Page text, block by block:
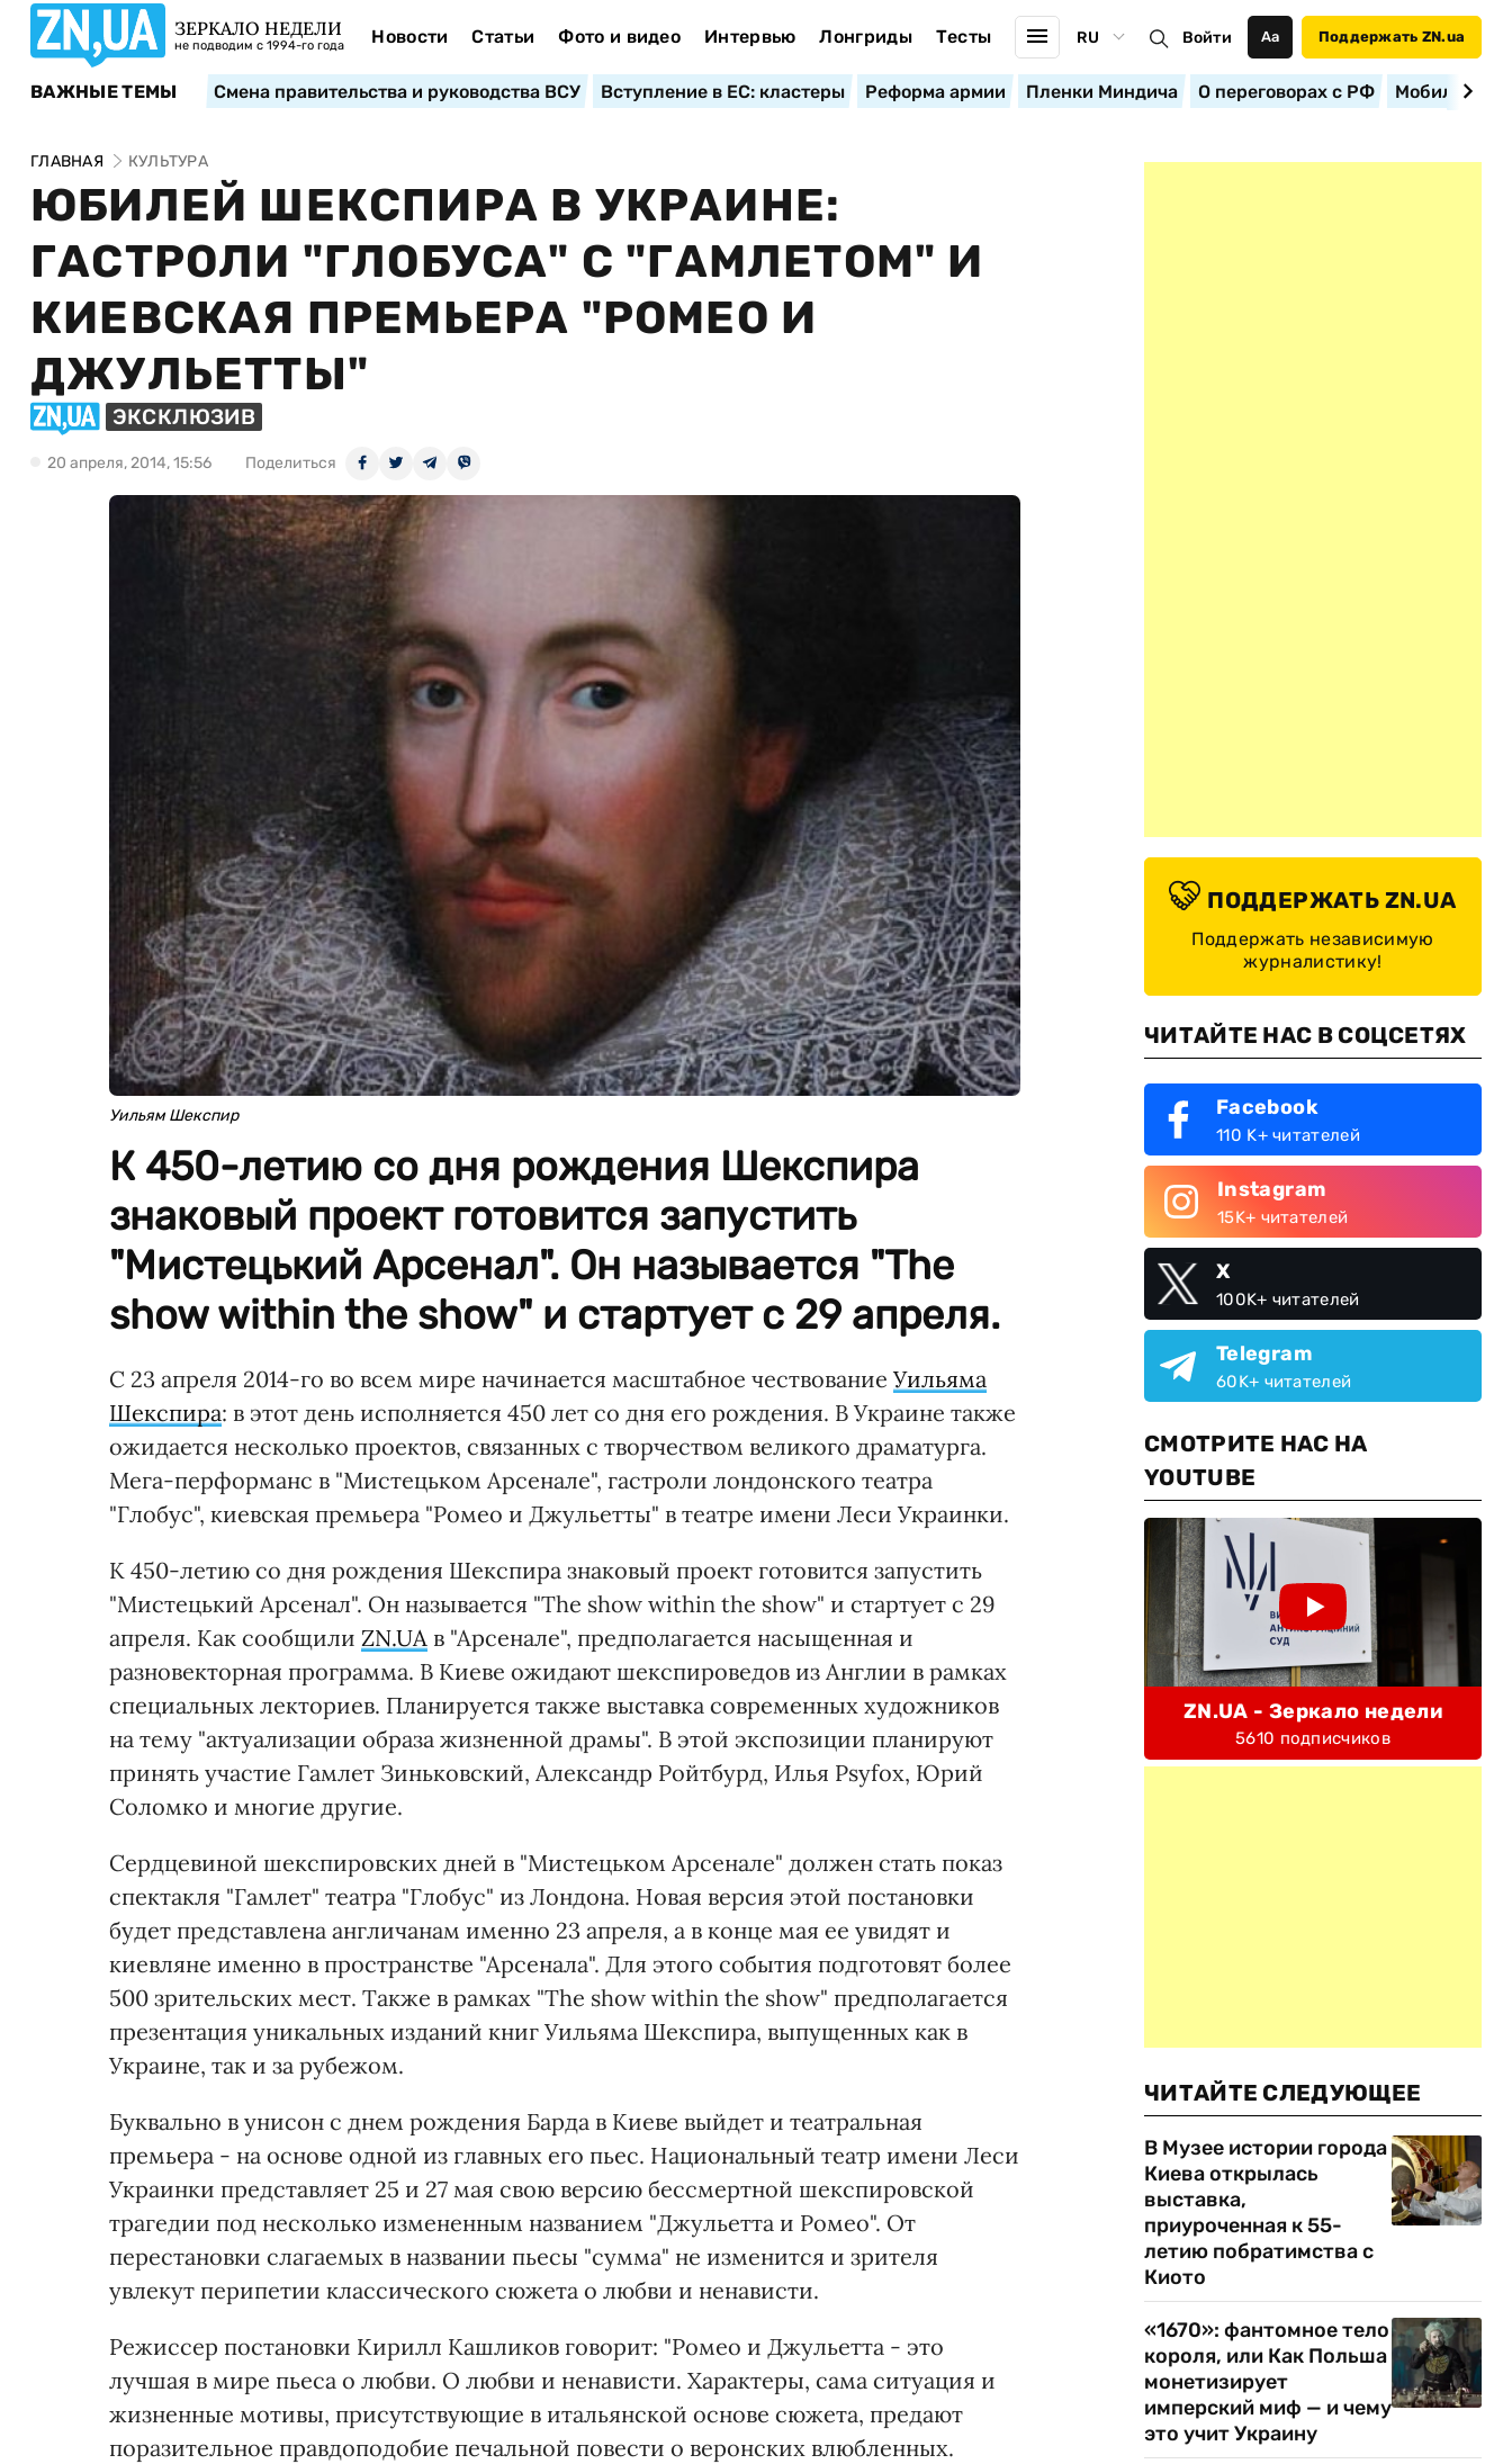
ЗЕРКАЛО НЕДЕЛИ
не подводим с 1994-го года Новости Статьи Фото и видео Интервью Лонгриды Тесты RU Войти Аа Поддержать ZN.ua
ВАЖНЫЕ ТЕМЫ Смена правительства и руководства ВСУ Вступление в ЕС: кластеры Реформа армии Пленки Миндича О переговорах с РФ
ГЛАВНАЯ КУЛЬТУРА
ЮБИЛЕЙ ШЕКСПИРА В УКРАИНЕ:
ГАСТРОЛИ "ГЛОБУСА" С "ГАМЛЕТОМ" И
КИЕВСКАЯ ПРЕМЬЕРА "РОМЕО И
ДЖУЛЬЕТТЫ"
ЭКСКЛЮЗИВ
20 апреля, 2014, 15:56 Поделиться
Уильям Шекспир
К 450-летию со дня рождения Шекспира
знаковый проект готовится запустить
"Мистецький Арсенал". Он называется "The
show within the show" и стартует с 29 апреля.
С 23 апреля 2014-го во всем мире начинается масштабное чествование Уильяма
Шекспира: в этот день исполняется 450 лет со дня его рождения. В Украине также
ожидается несколько проектов, связанных с творчеством великого драматурга.
Мега-перформанс в "Мистецьком Арсенале", гастроли лондонского театра
"Глобус", киевская премьера "Ромео и Джульетты" в театре имени Леси Украинки.
К 450-летию со дня рождения Шекспира знаковый проект готовится запустить
"Мистецький Арсенал". Он называется "The show within the show" и стартует с 29
апреля. Как сообщили ZN.UA в "Арсенале", предполагается насыщенная и
разновекторная программа. В Киеве ожидают шекспироведов из Англии в рамках
специальных лекториев. Планируется также выставка современных художников
на тему "актуализации образа жизненной драмы". В этой экспозиции планируют
принять участие Гамлет Зиньковский, Александр Ройтбурд, Илья Psyfox, Юрий
Соломко и многие другие.
Сердцевиной шекспировских дней в "Мистецьком Арсенале" должен стать показ
спектакля "Гамлет" театра "Глобус" из Лондона. Новая версия этой постановки
будет представлена англичанам именно 23 апреля, а в конце мая ее увидят и
киевляне именно в пространстве "Арсенала". Для этого события подготовят более
500 зрительских мест. Также в рамках "The show within the show" предполагается
презентация уникальных изданий книг Уильяма Шекспира, выпущенных как в
Украине, так и за рубежом.
Буквально в унисон с днем рождения Барда в Киеве выйдет и театральная
премьера - на основе одной из главных его пьес. Национальный театр имени Леси
Украинки представляет 25 и 27 мая свою версию бессмертной шекспировской
трагедии под несколько измененным названием "Джульетта и Ромео". От
перестановки слагаемых в названии пьесы "сумма" не изменится и зрителя
увлекут перипетии классического сюжета о любви и ненависти.
Режиссер постановки Кирилл Кашликов говорит: "Ромео и Джульетта - это
лучшая в мире пьеса о любви. О любви и ненависти. Характеры, сама ситуация и
жизненные мотивы, присутствующие в итальянской основе сюжета, предают
поразительное правдоподобие печальной повести о веронских влюбленных.
ПОДДЕРЖАТЬ ZN.UA
Поддержать независимую
журналистику!
ЧИТАЙТЕ НАС В СОЦСЕТЯХ
Facebook
110 K+ читателей
Instagram
15K+ читателей
X
100K+ читателей
Telegram
60K+ читателей
СМОТРИТЕ НАС НА
YOUTUBE
ZN.UA - Зеркало недели
5610 подписчиков
ЧИТАЙТЕ СЛЕДУЮЩЕЕ
В Музее истории города
Киева открылась
выставка,
приуроченная к 55-
летию побратимства с
Киото
«1670»: фантомное тело
короля, или Как Польша
монетизирует
имперский миф — и чему
это учит Украину